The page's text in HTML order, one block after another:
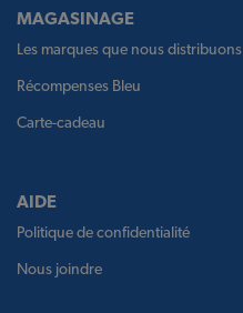
MAGASINAGE
Les marques que nous distribuons
Récompenses Bleu
Carte-cadeau
AIDE
Politique de confidentialité
Nous joindre